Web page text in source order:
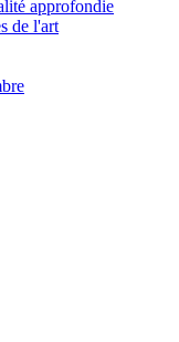
approfondie
de l'art